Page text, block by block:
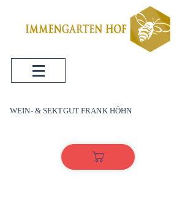
WEIN- & SEKTGUT FRANK HÖHN